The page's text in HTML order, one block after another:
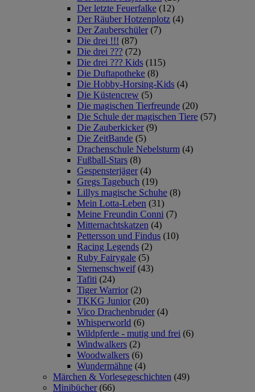
Der letzte Feuerfalke (12)
Der Räuber Hotzenplotz (4)
Der Zauberschüler (7)
Die drei !!! (87)
Die drei ??? (72)
Die drei ??? Kids (115)
Die Duftapotheke (8)
Die Hobby-Horsing-Kids (4)
Die Küstencrew (5)
Die magischen Tierfreunde (20)
Die Schule der magischen Tiere (57)
Die Zauberkicker (9)
Die ZeitBande (5)
Drachenschule Nebelsturm (4)
Fußball-Stars (8)
Gespensterjäger (4)
Gregs Tagebuch (19)
Lillys magische Schuhe (8)
Mein Lotta-Leben (31)
Meine Freundin Conni (7)
Mitternachtskatzen (4)
Pettersson und Findus (10)
Racing Legends (2)
Ruby Fairygale (5)
Sternenschweif (43)
Tafiti (24)
Tiger Warrior (2)
TKKG Junior (20)
Vico Drachenbruder (4)
Whisperworld (6)
Wildpferde - mutig und frei (6)
Windwalkers (2)
Woodwalkers (6)
Wundermähne (4)
Märchen & Vorlesegeschichten (49)
Minibücher (66)